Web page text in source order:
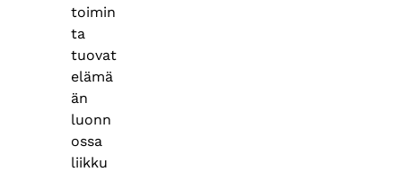
toimin
ta
tuovat
elämä
än
luonn
ossa
liikku